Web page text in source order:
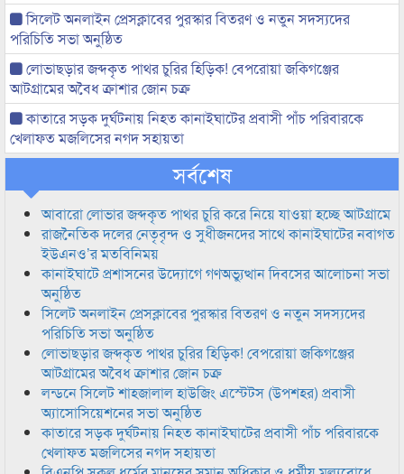
সিলেট অনলাইন প্রেসক্লাবের পুরস্কার বিতরণ ও নতুন সদস্যদের
পরিচিতি সভা অনুষ্ঠিত
লোভাছড়ার জব্দকৃত পাথর চুরির হিড়িক! বেপরোয়া জকিগঞ্জের
আটগ্রামের অবৈধ ক্রাশার জোন চক্র
কাতারে সড়ক দুর্ঘটনায় নিহত কানাইঘাটের প্রবাসী পাঁচ পরিবারকে
খেলাফত মজলিসের নগদ সহায়তা
সর্বশেষ
আবারো লোভার জব্দকৃত পাথর চুরি করে নিয়ে যাওয়া হচ্ছে আটগ্রামে
রাজনৈতিক দলের নেতৃবৃন্দ ও সুধীজনদের সাথে কানাইঘাটের নবাগত
ইউএনও’র মতবিনিময়
কানাইঘাটে প্রশাসনের উদ্যোগে গণঅভ্যুত্থান দিবসের আলোচনা সভা
অনুষ্ঠিত
সিলেট অনলাইন প্রেসক্লাবের পুরস্কার বিতরণ ও নতুন সদস্যদের
পরিচিতি সভা অনুষ্ঠিত
লোভাছড়ার জব্দকৃত পাথর চুরির হিড়িক! বেপরোয়া জকিগঞ্জের
আটগ্রামের অবৈধ ক্রাশার জোন চক্র
লন্ডনে সিলেট শাহজালাল হাউজিং এস্টেটস (উপশহর) প্রবাসী
অ্যাসোসিয়েশনের সভা অনুষ্ঠিত
কাতারে সড়ক দুর্ঘটনায় নিহত কানাইঘাটের প্রবাসী পাঁচ পরিবারকে
খেলাফত মজলিসের নগদ সহায়তা